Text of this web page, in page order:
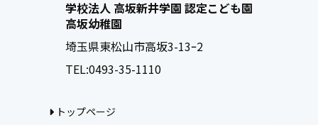
学校法人 高坂新井学園 認定こども園
高坂幼稚園
埼玉県東松山市高坂3-13ｰ2
TEL:0493-35-1110
トップページ